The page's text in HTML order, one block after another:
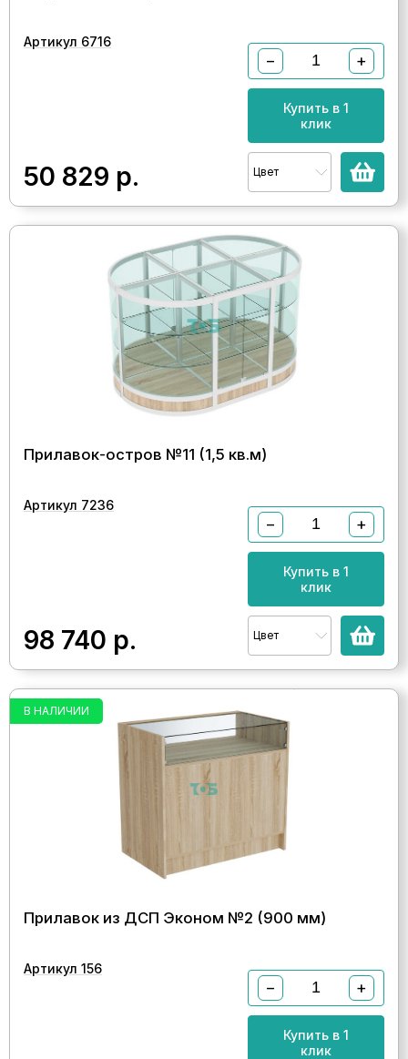
Артикул 6716
50 829 р.
− +
Купить в 1
клик
Цвет
Прилавок-остров №11 (1,5 кв.м)
Артикул 7236
98 740 р.
− +
Купить в 1
клик
Цвет
В НАЛИЧИИ
Прилавок из ДСП Эконом №2 (900 мм)
Артикул 156
− +
Купить в 1
клик